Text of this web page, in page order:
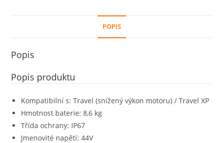
POPIS
Popis
Popis produktu
Kompatibilní s: Travel (snížený výkon motoru) / Travel XP
Hmotnost baterie: 8,6 kg
Třída ochrany: IP67
Jmenovité napětí: 44V